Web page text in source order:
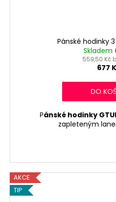
Pánské hodinky 3
Skladem
559,50 Kč
677
DO
Pánské hodinky
zapleteným
AKCE
TIP